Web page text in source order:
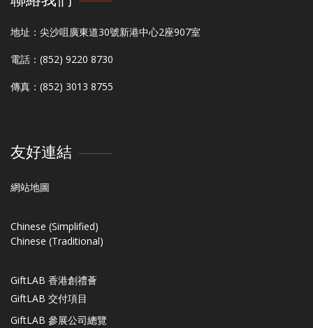
地址：尖沙咀廣東道30號新港中心2座907室
電話：(852) 9220 8730
傳真：(852) 3013 8755
友好連結
網站地圖
Chinese (Simplified)
Chinese (Traditional)
GiftLAB 香港創禮薈
GiftLAB 交付項目
GiftLAB 參展公司總覽